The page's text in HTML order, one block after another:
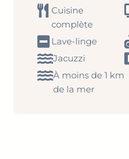
Cuisine
complète
Lave-linge
Jacuzzi
À moins de 1 km
de la mer